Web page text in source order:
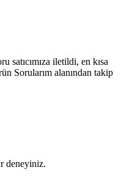
satıcımıza iletildi, en kısa
Sorularım alanından takip
deneyiniz.